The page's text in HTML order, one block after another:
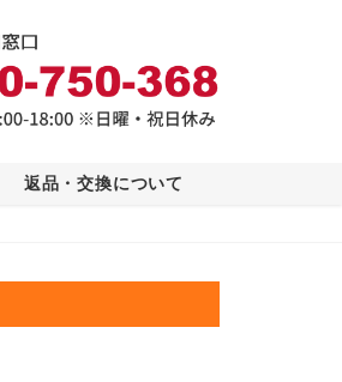
返品・交換について